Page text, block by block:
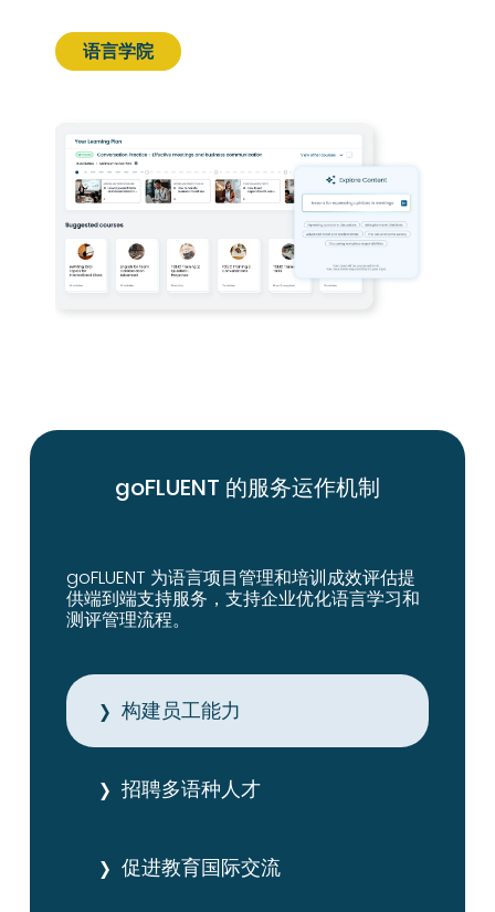
语言学院
goFLUENT 的服务运作机制
goFLUENT 为语言项目管理和培训成效评估提
供端到端支持服务，支持企业优化语言学习和
测评管理流程。
构建员工能力
招聘多语种人才
促进教育国际交流